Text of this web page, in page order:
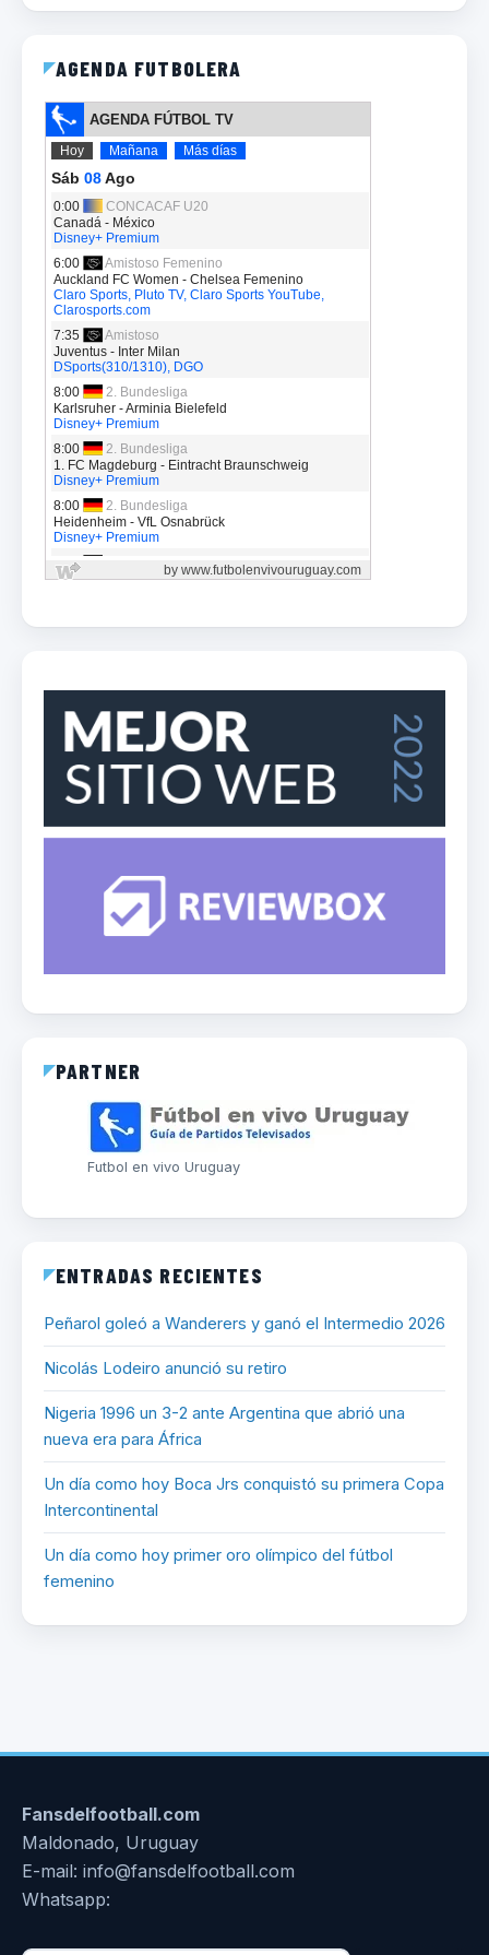
AGENDA FUTBOLERA
PARTNER
Futbol en vivo Uruguay
ENTRADAS RECIENTES
Peñarol goleó a Wanderers y ganó el Intermedio 2026
Nicolás Lodeiro anunció su retiro
Nigeria 1996 un 3-2 ante Argentina que abrió una
nueva era para África
Un día como hoy Boca Jrs conquistó su primera Copa
Intercontinental
Un día como hoy primer oro olímpico del fútbol
femenino
Fansdelfootball.com
Maldonado, Uruguay
E-mail: info@fansdelfootball.com
Whatsapp: